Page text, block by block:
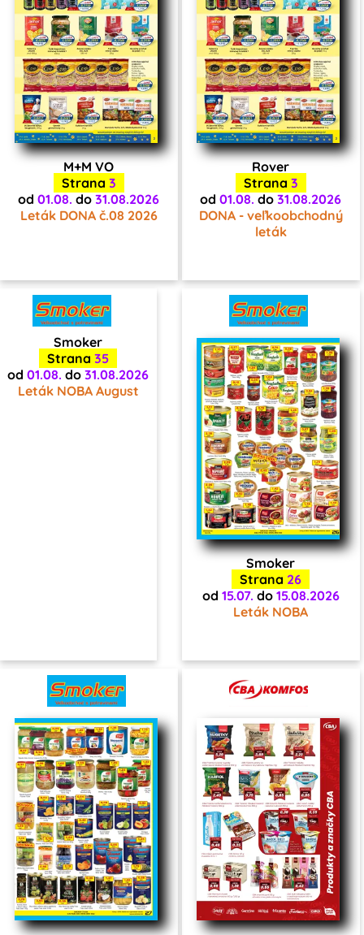
M+M VO
Strana 3
od 01.08. do 31.08.2026
Leták DONA č.08 2026
Rover
Strana 3
od 01.08. do 31.08.2026
DONA - veľkoobchodný
leták
Smoker
Strana 35
od 01.08. do 31.08.2026
Leták NOBA August
Smoker
Strana 26
od 15.07. do 15.08.2026
Leták NOBA